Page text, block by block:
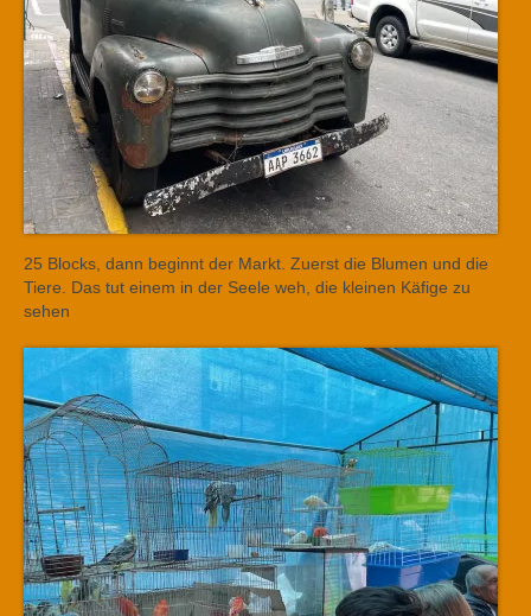
25 Blocks, dann beginnt der Markt. Zuerst die Blumen und die
Tiere. Das tut einem in der Seele weh, die kleinen Käfige zu
sehen